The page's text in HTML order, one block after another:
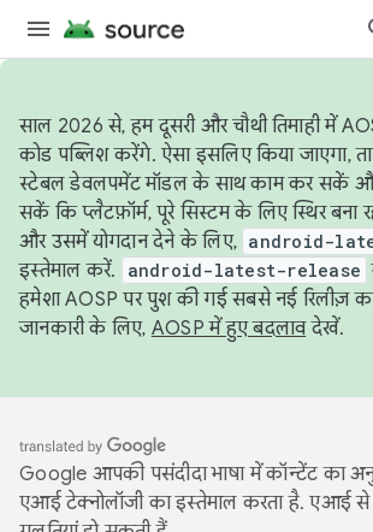
साल 2026 से, हम दूसरी और चौथी तिमाही में
कोड पब्लिश करेंगे. ऐसा इसलिए किया जाएगा,
स्टेबल डेवलपमेंट मॉडल के साथ काम कर सकें
सकें कि प्लैटफ़ॉर्म, पूरे सिस्टम के लिए स्थिर बना
और उसमें योगदान देने के लिए, android-
इस्तेमाल करें.
android-latest-release
हमेशा AOSP पर पुश की गई सबसे नई रिलीज़
जानकारी के लिए, AOSP में हुए बदलावदेखें.
Google आपकी पसंदीदा भाषा में कॉन्टेंट का
एआई टेक्नोलॉजी का इस्तेमाल करता है. एआई से